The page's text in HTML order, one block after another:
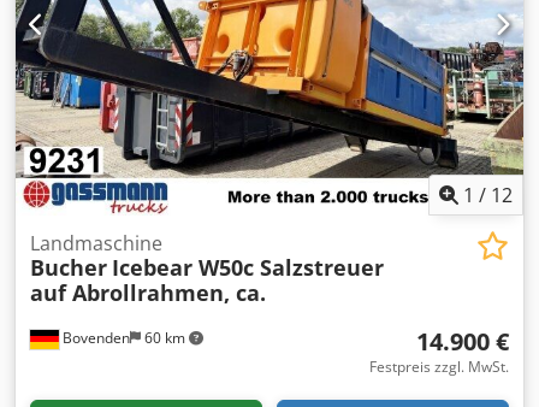
Seitenbesen- Wasseranschluss mit Abspritzsc Dsdpfji
Haqhex Acmock
1 / 12
Bovenden 60 km
Landmaschine
Bucher Icebear W50c Salzstreuer
auf Abrollrahmen, ca.
14.900 €
Festpreis zzgl. MwSt.